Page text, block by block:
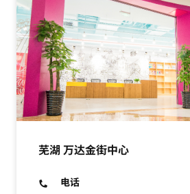
芜湖 万达金街中心
电话